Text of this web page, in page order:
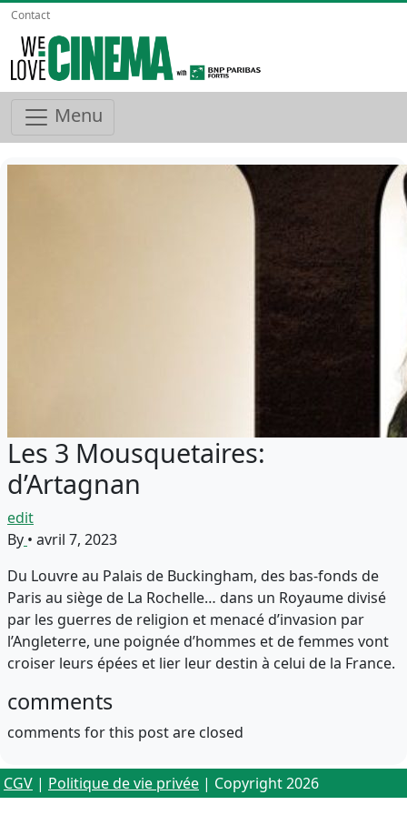
Contact
Menu
Les 3 Mousquetaires:
d’Artagnan
edit
By • avril 7, 2023
Du Louvre au Palais de Buckingham, des bas-fonds de
Paris au siège de La Rochelle… dans un Royaume divisé
par les guerres de religion et menacé d’invasion par
l’Angleterre, une poignée d’hommes et de femmes vont
croiser leurs épées et lier leur destin à celui de la France.
comments
comments for this post are closed
CGV | Politique de vie privée | Copyright 2026